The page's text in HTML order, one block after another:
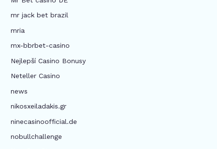
mr jack bet brazil
mria
mx-bbrbet-casino
Nejlepší Casino Bonusy
Neteller Casino
news
nikosxeiladakis.gr
ninecasinoofficial.de
nobullchallenge